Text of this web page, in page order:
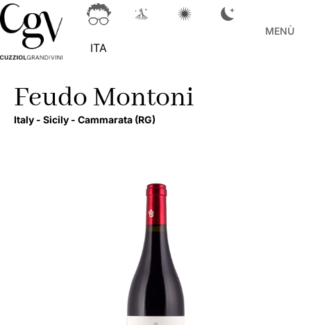
ITA
MENÙ
Feudo Montoni
Italy - Sicily - Cammarata (RG)